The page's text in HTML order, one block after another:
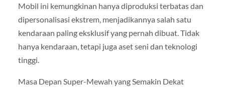
Mobil ini kemungkinan hanya diproduksi terbatas dan
dipersonalisasi ekstrem, menjadikannya salah satu
kendaraan paling eksklusif yang pernah dibuat. Tidak
hanya kendaraan, tetapi juga aset seni dan teknologi
tinggi.
Masa Depan Super-Mewah yang Semakin Dekat